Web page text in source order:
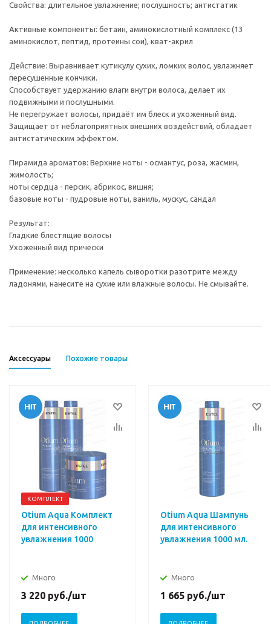
Свойства: длительное увлажнение; послушность; антистатик
Активные компоненты: бетаин, аминокислотный комплекс (13
аминокислот, пептид, протеины сои), кват-акрил
Действие: Выравнивает кутикулу сухих, ломких волос, увлажняет
пересушенные кончики.
Способствует удержанию влаги внутри волоса, делает их
подвижными и послушными.
Не перегружает волосы, придаёт им блеск и ухоженный вид.
Защищает от неблагоприятных внешних воздействий, обладает
антистатическим эффектом.
Пирамида ароматов: Верхние ноты - османтус, роза, жасмин,
жимолость;
ноты сердца - персик, абрикос, вишня;
базовые ноты - пудровые ноты, ваниль, мускус, сандал
Результат:
Гладкие блестящие волосы
Ухоженный вид прически
Применение: несколько капель сыворотки разотрите между
ладонями, нанесите на сухие или влажные волосы. Не смывайте.
Аксессуары Похожие товары
КОМПЛЕКТ
Otium Aqua Комплект
для интенсивного
увлажнения 1000
Много
3 220 руб./шт
Otium Aqua Шампунь
для интенсивного
увлажнения 1000 мл.
Много
1 665 руб./шт